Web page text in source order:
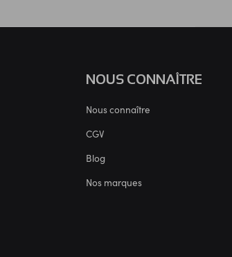
NOUS CONNAÎTRE
Nous connaître
CGV
Blog
Nos marques